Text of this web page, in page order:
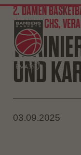
2. DAMEN
NACHWUCHS,
UND
03.09.2025